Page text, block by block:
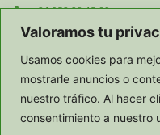
Valoramos tu
Usamos cookies para
mostrarle anuncios o
nuestro tráfico. Al hacer
consentimiento a nuestro
+34 952 33 45 60
+34 615 357 585